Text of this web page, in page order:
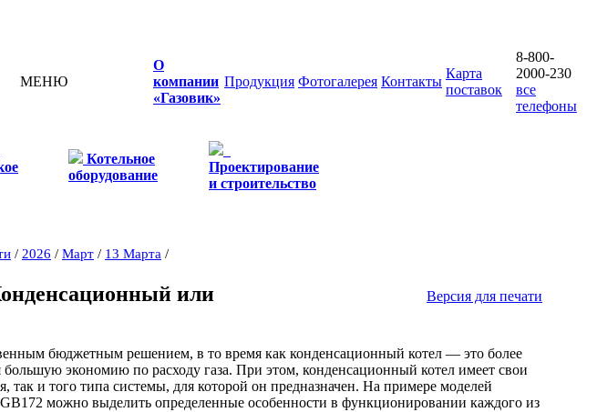
МЕНЮ
О
компании
«Газовик»
Продукция Фотогалерея Контакты
Карта
поставок
8-800-
2000-230
все
телефоны
Котельное
оборудование
Проектирование
и строительство
/ 2026 / Март / 13 Марта /
Версия для печати
или
бюджетным решением, в то время как конденсационный котел — это более
экономию по расходу газа. При этом, конденсационный котел имеет свои
и того типа системы, для которой он предназначен. На примере моделей
можно выделить определенные особенности в функционировании каждого из